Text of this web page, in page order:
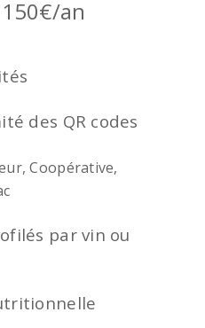
150€/an
des QR codes
Coopérative,
par vin ou